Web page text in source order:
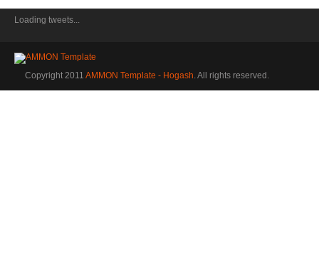
Loading tweets...
Copyright 2011 AMMON Template - Hogash. All rights reserved.